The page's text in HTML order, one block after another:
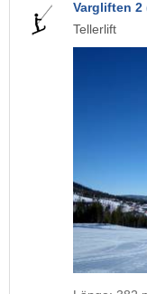
Vargliften 2
Tellerlift